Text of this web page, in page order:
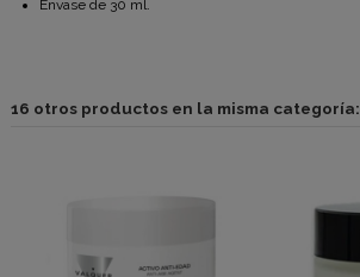
Envase de 30 ml.
16 otros productos en la misma categoría: